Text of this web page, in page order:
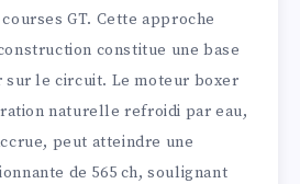
GT. Cette approche
constitue une base
sur le circuit. Le moteur boxer
naturelle refroidi par eau,
peut atteindre une
de 565 ch, soulignant